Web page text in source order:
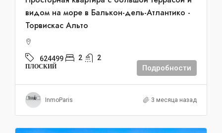
видом на море в Балькон-дель-Атлантико -
Торвискас Альто
624499 2 2
ПЛОСКИЙ Подробности
InmoParis 3 месяца назад